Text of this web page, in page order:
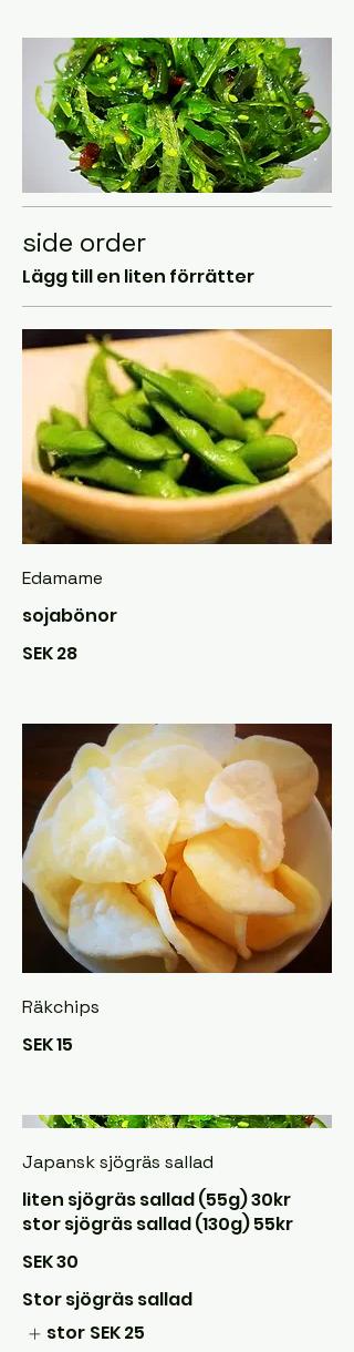
side order
Lägg till en liten förrätter
Edamame
sojabönor
SEK 28
Räkchips
SEK 15
Japansk sjögräs sallad
liten sjögräs sallad (55g) 30kr
stor sjögräs sallad (130g) 55kr
SEK 30
Stor sjögräs sallad
stor SEK 25